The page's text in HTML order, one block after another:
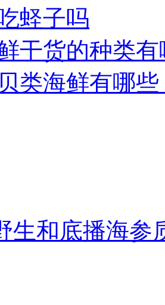
蛏子吗
干货的种类
类海鲜有哪些
生和底播海参